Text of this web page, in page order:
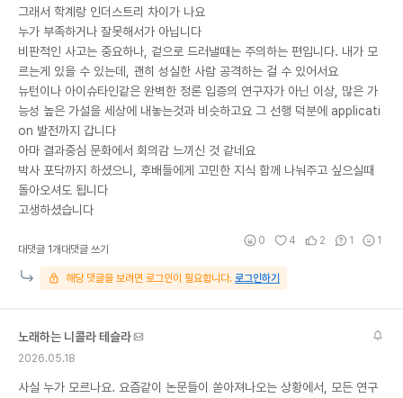
그래서 학계랑 인더스트리 차이가 나요
누가 부족하거나 잘못해서가 아닙니다
비판적인 사고는 중요하나, 겉으로 드러낼때는 주의하는 편입니다. 내가 모
르는게 있을 수 있는데, 괜히 성실한 사람 공격하는 걸 수 있어서요
뉴턴이나 아이슈타인같은 완벽한 정론 입증의 연구자가 아닌 이상, 많은 가
능성 높은 가설을 세상에 내놓는것과 비슷하고요 그 선행 덕분에 applicati
on 발전까지 갑니다
아마 결과중심 문화에서 회의감 느끼신 것 같네요
박사 포닥까지 하셨으니, 후배들에게 고민한 지식 함께 나눠주고 싶으실때
돌아오셔도 됩니다
고생하셨습니다
대댓글 1개대댓글 쓰기
0 4 2 1 1
해당 댓글을 보려면 로그인이 필요합니다. 로그인하기
노래하는 니콜라 테슬라
2026.05.18
사실 누가 모르나요. 요즘같이 논문들이 쏟아져나오는 상황에서, 모든 연구